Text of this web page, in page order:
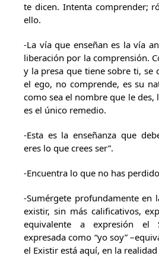
te dicen. Intenta comprender;
ello.
-La vía que enseñan es la vía
liberación por la comprensión.
y la presa que tiene sobre ti, se
el ego, no comprende, es su
como sea el nombre que le des,
es el único remedio.
-Esta es la enseñanza que
eres lo que crees ser”.
-Encuentra lo que no has
-Sumérgete profundamente en
existir, sin más calificativos,
equivalente a expresión
expresada como “yo soy”
el Existir está aquí, en la